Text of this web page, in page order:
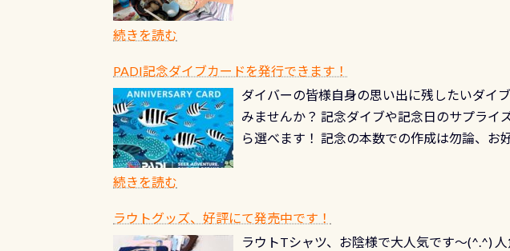
続きを読む
PADI記念ダイブカードを発行できます！
ダイバーの皆様自身の思い出に残したいダイ
みませんか？ 記念ダイブや記念日のサプライ
ら選べます！ 記念の本数での作成は勿論、
続きを読む
ラウトグッズ、好評にて発売中です！
ラウトTシャツ、お陰様で大人気です～(^.^)